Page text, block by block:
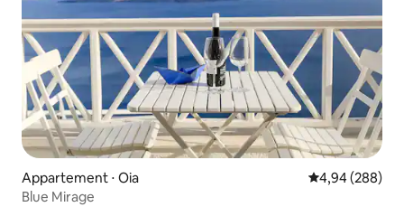
Appartement ⋅ Oia Évaluation
4,94 (288)
Blue Mirage